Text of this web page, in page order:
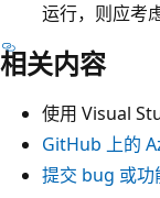
运行，则应考
相关内容
使用 Visual
GitHub 上的
提交 bug 或功